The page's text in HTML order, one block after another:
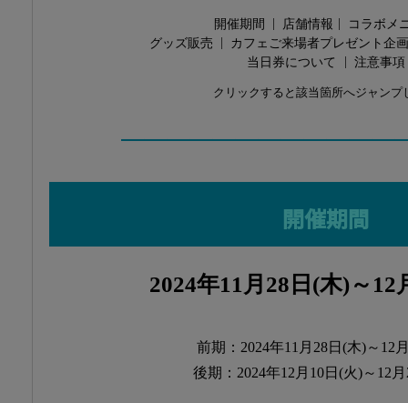
開催期間 店舗情報
コラボメ
グッズ販売
カフェご来場者プレゼント企画
当日券について
注意事項
クリックすると該当箇所へジャンプ
開催期間
2024年11月28日(木)～12
前期：2024年11月28日(木)～12
後期：2024年12月10日(火)～12